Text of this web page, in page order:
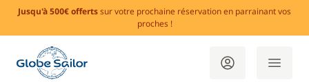
Jusqu'à 500€ offertssur votre prochaine réservation en parrainant vos
proches !